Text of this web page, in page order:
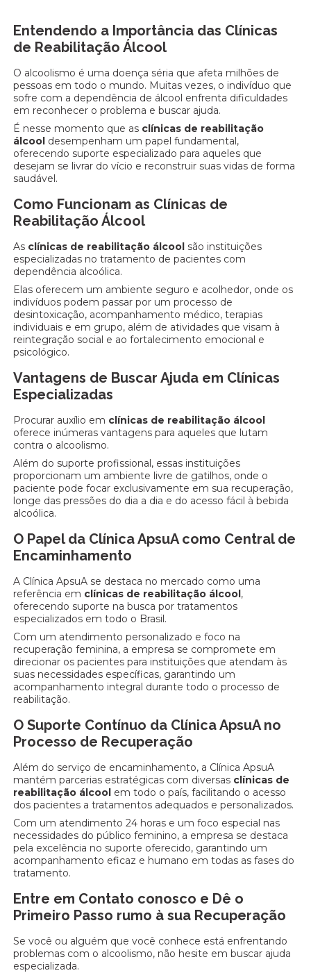
Entendendo a Importância das Clínicas
de Reabilitação Álcool
O alcoolismo é uma doença séria que afeta milhões de
pessoas em todo o mundo. Muitas vezes, o indivíduo que
sofre com a dependência de álcool enfrenta dificuldades
em reconhecer o problema e buscar ajuda.
É nesse momento que as clínicas de reabilitação
álcool desempenham um papel fundamental,
oferecendo suporte especializado para aqueles que
desejam se livrar do vício e reconstruir suas vidas de forma
saudável.
Como Funcionam as Clínicas de
Reabilitação Álcool
As clínicas de reabilitação álcool são instituições
especializadas no tratamento de pacientes com
dependência alcoólica.
Elas oferecem um ambiente seguro e acolhedor, onde os
indivíduos podem passar por um processo de
desintoxicação, acompanhamento médico, terapias
individuais e em grupo, além de atividades que visam à
reintegração social e ao fortalecimento emocional e
psicológico.
Vantagens de Buscar Ajuda em Clínicas
Especializadas
Procurar auxílio em clínicas de reabilitação álcool
oferece inúmeras vantagens para aqueles que lutam
contra o alcoolismo.
Além do suporte profissional, essas instituições
proporcionam um ambiente livre de gatilhos, onde o
paciente pode focar exclusivamente em sua recuperação,
longe das pressões do dia a dia e do acesso fácil à bebida
alcoólica.
O Papel da Clínica ApsuA como Central de
Encaminhamento
A Clínica ApsuA se destaca no mercado como uma
referência em clínicas de reabilitação álcool,
oferecendo suporte na busca por tratamentos
especializados em todo o Brasil.
Com um atendimento personalizado e foco na
recuperação feminina, a empresa se compromete em
direcionar os pacientes para instituições que atendam às
suas necessidades específicas, garantindo um
acompanhamento integral durante todo o processo de
reabilitação.
O Suporte Contínuo da Clínica ApsuA no
Processo de Recuperação
Além do serviço de encaminhamento, a Clínica ApsuA
mantém parcerias estratégicas com diversas clínicas de
reabilitação álcool em todo o país, facilitando o acesso
dos pacientes a tratamentos adequados e personalizados.
Com um atendimento 24 horas e um foco especial nas
necessidades do público feminino, a empresa se destaca
pela excelência no suporte oferecido, garantindo um
acompanhamento eficaz e humano em todas as fases do
tratamento.
Entre em Contato conosco e Dê o
Primeiro Passo rumo à sua Recuperação
Se você ou alguém que você conhece está enfrentando
problemas com o alcoolismo, não hesite em buscar ajuda
especializada.